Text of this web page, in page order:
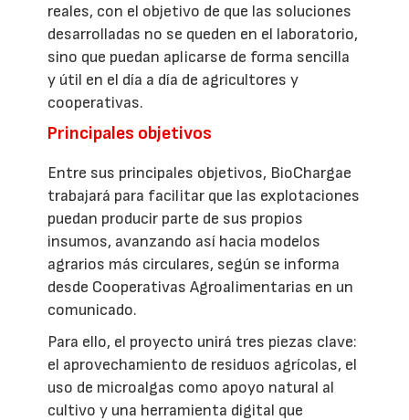
reales, con el objetivo de que las soluciones
desarrolladas no se queden en el laboratorio,
sino que puedan aplicarse de forma sencilla
y útil en el día a día de agricultores y
cooperativas.
Principales objetivos
Entre sus principales objetivos, BioChargae
trabajará para facilitar que las explotaciones
puedan producir parte de sus propios
insumos, avanzando así hacia modelos
agrarios más circulares, según se informa
desde Cooperativas Agroalimentarias en un
comunicado.
Para ello, el proyecto unirá tres piezas clave:
el aprovechamiento de residuos agrícolas, el
uso de microalgas como apoyo natural al
cultivo y una herramienta digital que